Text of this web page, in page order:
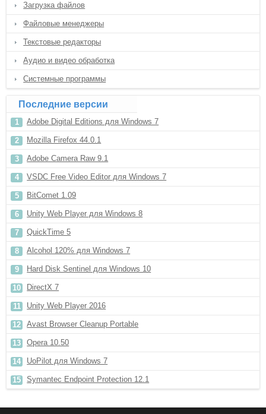
Загрузка файлов
Файловые менеджеры
Текстовые редакторы
Аудио и видео обработка
Системные программы
Последние версии
Adobe Digital Editions для Windows 7
Mozilla Firefox 44.0.1
Adobe Camera Raw 9.1
VSDC Free Video Editor для Windows 7
BitComet 1.09
Unity Web Player для Windows 8
QuickTime 5
Alcohol 120% для Windows 7
Hard Disk Sentinel для Windows 10
DirectX 7
Unity Web Player 2016
Avast Browser Cleanup Portable
Opera 10.50
UoPilot для Windows 7
Symantec Endpoint Protection 12.1